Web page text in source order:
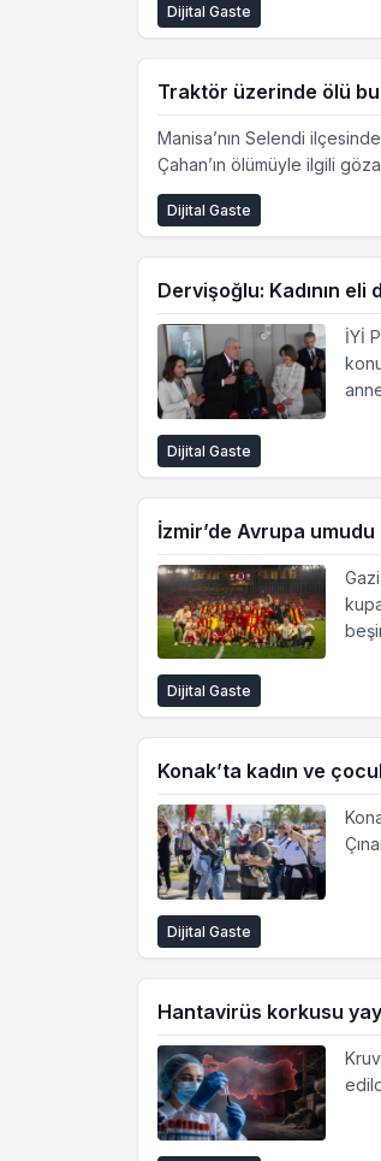
Dijital Gaste
Traktör üzerinde ölü
Manisa’nın Selendi
Çahan’ın ölümüyle ilgili
Dijital Gaste
Dervişoğlu: Kadının
İYİ
Dijital Gaste
İzmir’de Avrupa
Dijital Gaste
Konak’ta kadın ve
Dijital Gaste
Hantavirüs korkusu